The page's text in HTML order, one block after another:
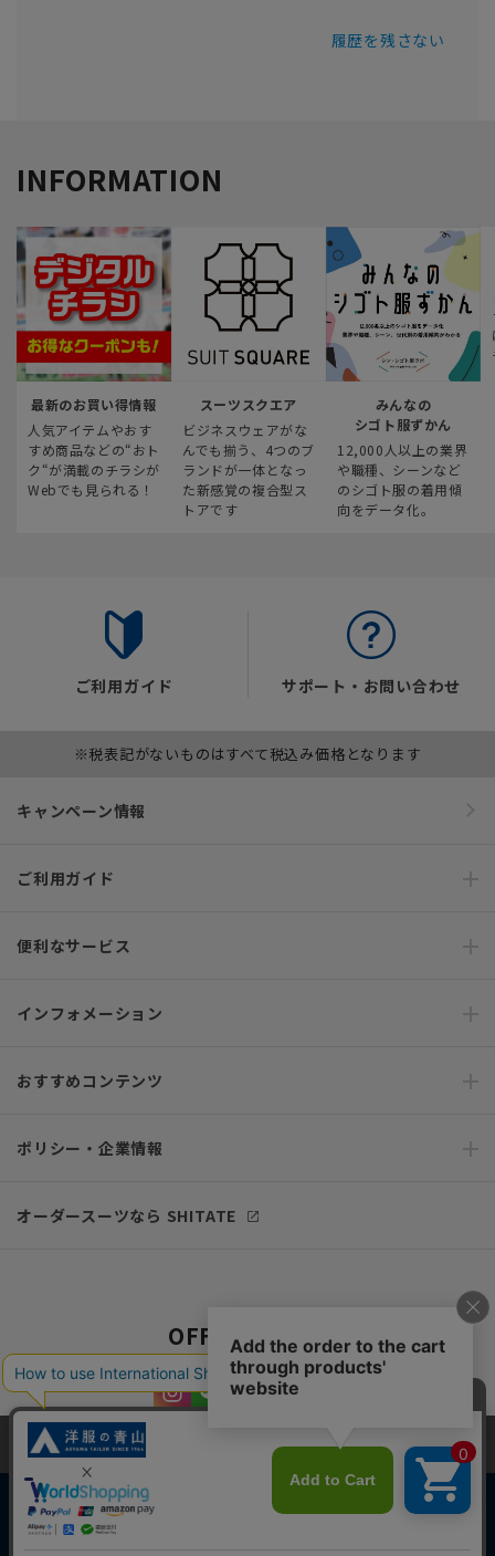
履歴を残さない
INFORMATION
最新のお買い得情報
人気アイテムやおす
すめ商品などの“おト
ク“が満載のチラシが
Webでも見られる！
スーツスクエア
ビジネスウェアがな
んでも揃う、4つのブ
ランドが一体となっ
た新感覚の複合型ス
トアです
みんなの
シゴト服ずかん
12,000人以上の業界
や職種、シーンなど
のシゴト服の着用傾
向をデータ化。
ご利用ガイド サポート・お問い合わせ
※税表記がないものはすべて税込み価格となります
キャンペーン情報
ご利用ガイド
便利なサービス
インフォメーション
おすすめコンテンツ
ポリシー・企業情報
オーダースーツなら SHITATE
OFFICIAL SNS
当サイトでは、快適な閲覧体験とコンテンツ改善のためにCookieを使用
しています。閲覧を続けることで、Cookieの使用に同意したものとみな
します。詳細については